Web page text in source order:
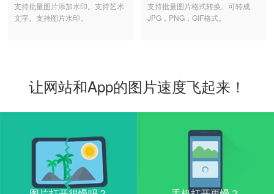
支持批量图片添加水印。支持艺术
文字。支持图片水印。
支持批量图片格式转换。可转成
JPG，PNG，GIF格式。
让网站和App的图片速度飞起来！